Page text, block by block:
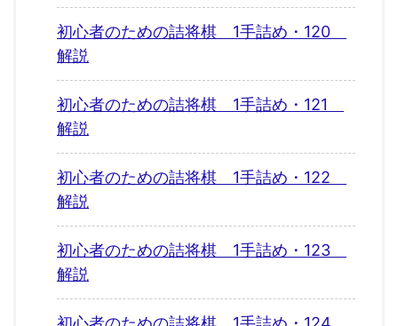
初心者のための詰将棋 1手詰め・120
解説
初心者のための詰将棋 1手詰め・121
解説
初心者のための詰将棋 1手詰め・122
解説
初心者のための詰将棋 1手詰め・123
解説